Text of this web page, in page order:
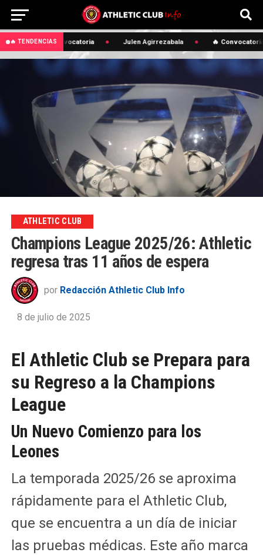
🔥 TENDENCIAS🔥 Convocatoria Julen Agirrezabala 🔥 Convocatoria
ATHLETIC CLUB
Champions League 2025/26: Athletic
regresa tras 11 años de espera
por Redacción Athletic Club Info
8 de julio de 2025
El Athletic Club se Prepara para
su Regreso a la Champions
League
Un Nuevo Comienzo para los
Leones
La temporada 2025/26 se aproxima
rápidamente para el Athletic Club,
que se encuentra a un día de iniciar
las pruebas médicas. Este año marca